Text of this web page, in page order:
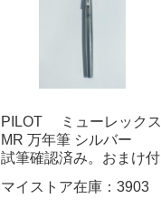
PILOT ミューレックス
MR 万年筆 シルバー
試筆確認済み。おまけ付
マイストア在庫： 3903